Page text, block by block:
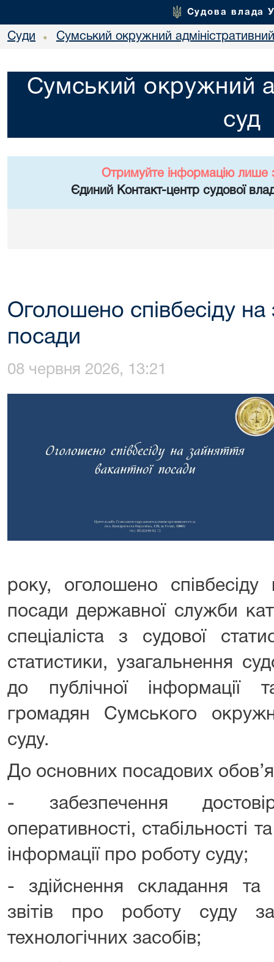
Судова влада
Суди • Сумський окружний
Сумський окружний
суд
Отримуйте інформацію лише
Єдиний Контакт-центр судової
Оголошено співбесіду на
посади
08 червня 2026, 13:21
року, оголошено співбесіду
посади державної служби
спеціаліста з судової
статистики, узагальнення
до публічної інформації
громадян Сумського
суду.
До основних посадових
- забезпечення
оперативності, стабільності
інформації про роботу суду;
- здійснення складання та
звітів про роботу суду
технологічних засобів;